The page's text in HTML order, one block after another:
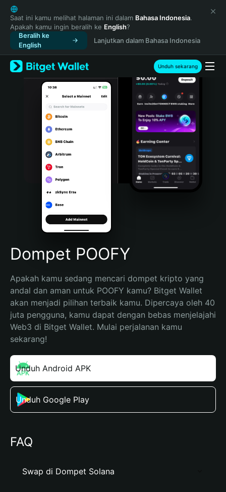
English
日本語
Tiếng Việt
Русский
Español (Latinoamérica)
Türkçe
Italiano
Português (Portugal)
Bahasa Indonesia
Português (Brasil)
Español (Argentina)
Saat ini kamu melihat halaman ini dalam Bahasa Indonesia.
Apakah kamu ingin beralih ke English?
Beralih ke
English
Lanjutkan dalam Bahasa Indonesia
Unduh sekarang
Dompet POOFY
Apakah kamu sedang mencari dompet kripto yang
andal dan aman untuk POOFY kamu? Bitget Wallet
akan menjadi pilihan terbaik kamu. Dipercaya oleh 40
juta pengguna, kamu dapat dengan bebas menjelajahi
Web3 di Bitget Wallet. Mulai perjalanan kamu
sekarang!
Unduh Android APK
Unduh Google Play
FAQ
Swap di Dompet Solana